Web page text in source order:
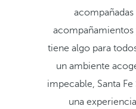
acompañamientos
tiene algo para
un ambiente
impecable, Santa
una